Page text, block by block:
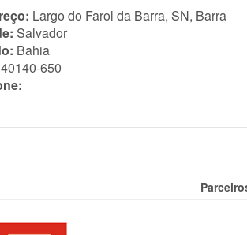
Largo do Farol da Barra, SN, Barra
Salvador
Bahia
40140-650